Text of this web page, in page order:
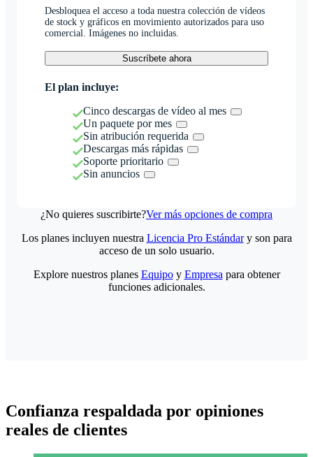
Desbloquea el acceso a toda nuestra colección de vídeos
de stock y gráficos en movimiento autorizados para uso
comercial. Imágenes no incluidas.
Suscríbete ahora
El plan incluye:
Cinco descargas de vídeo al mes
Un paquete por mes
Sin atribución requerida
Descargas más rápidas
Soporte prioritario
Sin anuncios
¿No quieres suscribirte?Ver más opciones de compra
Los planes incluyen nuestra Licencia Pro Estándary son para
acceso de un solo usuario.
Explore nuestros planes Equipoy Empresa para obtener
funciones adicionales.
Confianza respaldada por opiniones
reales de clientes